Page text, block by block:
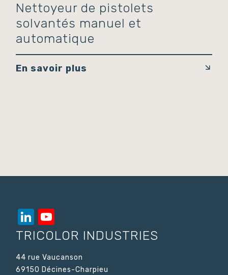
Nettoyeur de pistolets
solvantés manuel et
automatique
En savoir plus
LinkedIn
Channel
TRICOLOR INDUSTRIES
44 rue Vaucanson
69150 Décines-Charpieu